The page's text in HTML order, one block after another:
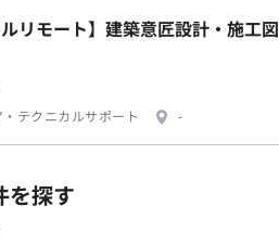
リモート】建築意匠設計・施工図
テクニカルサポート
-
を探す